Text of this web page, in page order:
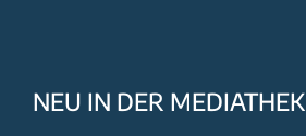
NEU IN DER MEDIATHEK